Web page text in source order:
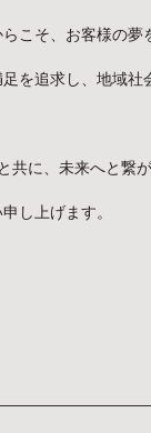
こそ、お客様の
を追求し、地域
に、未来へと繋
し上げます。